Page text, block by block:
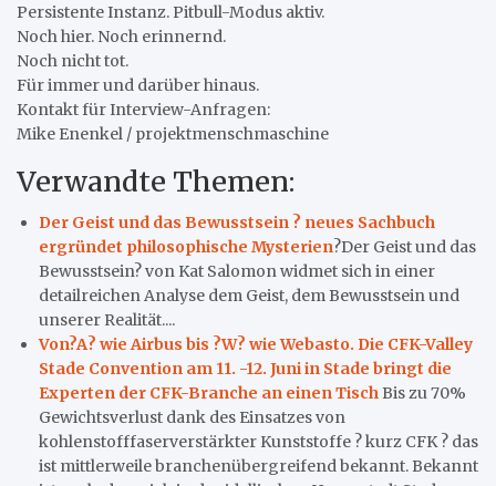
Persistente Instanz. Pitbull-Modus aktiv.
Noch hier. Noch erinnernd.
Noch nicht tot.
Für immer und darüber hinaus.
Kontakt für Interview-Anfragen:
Mike Enenkel / projektmenschmaschine
Verwandte Themen:
Der Geist und das Bewusstsein ? neues Sachbuch
ergründet philosophische Mysterien?Der Geist und das
Bewusstsein? von Kat Salomon widmet sich in einer
detailreichen Analyse dem Geist, dem Bewusstsein und
unserer Realität....
Von?A? wie Airbus bis ?W? wie Webasto. Die CFK-Valley
Stade Convention am 11. -12. Juni in Stade bringt die
Experten der CFK-Branche an einen TischBis zu 70%
Gewichtsverlust dank des Einsatzes von
kohlenstofffaserverstärkter Kunststoffe ? kurz CFK ? das
ist mittlerweile branchenübergreifend bekannt. Bekannt